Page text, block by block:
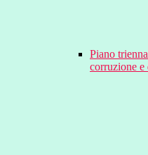
Piano
corruzione e